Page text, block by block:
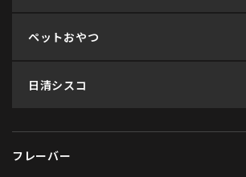
ペットおやつ
日清シスコ
フレーバー